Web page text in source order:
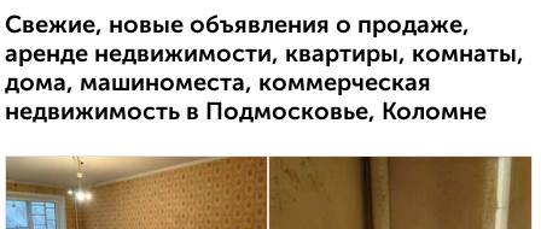
Свежие, новые объявления о продаже,
аренде недвижимости, квартиры, комнаты,
дома, машиноместа, коммерческая
недвижимость в Подмосковье, Коломне